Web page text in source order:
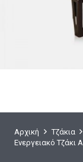
Αρχική Τζάκια
Ενεργειακό Τζάκι